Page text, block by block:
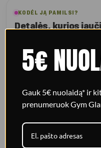
KODĖL JĄ PAMILSI?
Detalės, kurios
Švelnus palaikymas
Dekoratyvus twist
Gili iškirptė su twist
5€
Gauk 5€ nuolaidą* ir
prenumeruok Gym